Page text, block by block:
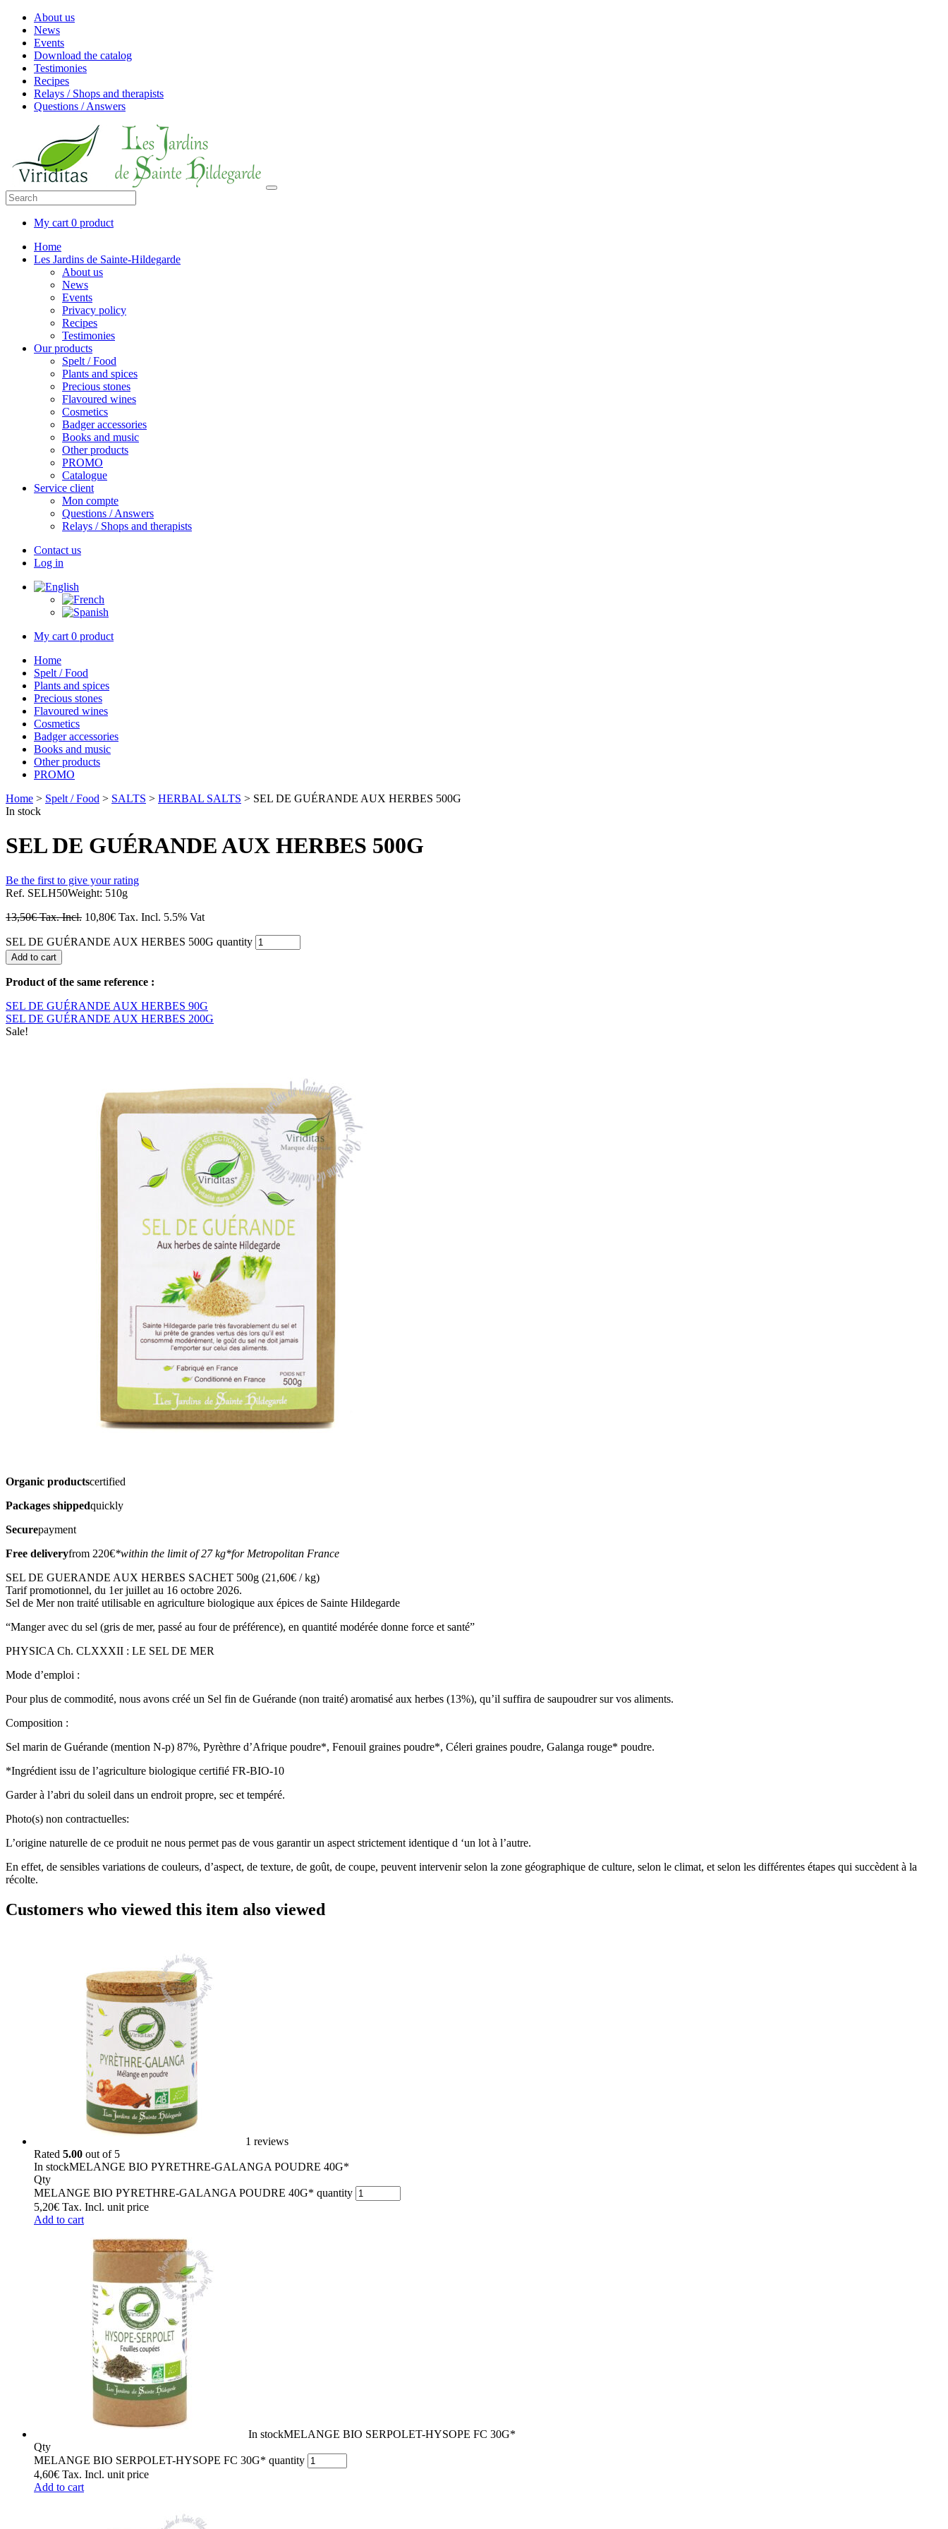
About us
News
Events
Download the catalog
Testimonies
Recipes
Relays / Shops and therapists
Questions / Answers
My cart 0 product
Home
Les Jardins de Sainte-Hildegarde
About us
News
Events
Privacy policy
Recipes
Testimonies
Our products
Spelt / Food
Plants and spices
Precious stones
Flavoured wines
Cosmetics
Badger accessories
Books and music
Other products
PROMO
Catalogue
Service client
Mon compte
Questions / Answers
Relays / Shops and therapists
Contact us
Log in
My cart 0 product
Home
Spelt / Food
Plants and spices
Precious stones
Flavoured wines
Cosmetics
Badger accessories
Books and music
Other products
PROMO
Home > Spelt / Food > SALTS > HERBAL SALTS > SEL DE GUÉRANDE AUX HERBES 500G
In stock
SEL DE GUÉRANDE AUX HERBES 500G
Be the first to give your rating
Ref. SELH50Weight: 510g
13,50€Tax. Incl. 10,80€ Tax. Incl. 5.5% Vat
SEL DE GUÉRANDE AUX HERBES 500G quantity
Add to cart
Product of the same reference :
SEL DE GUÉRANDE AUX HERBES 90G
SEL DE GUÉRANDE AUX HERBES 200G
Sale!
Organic productscertified
Packages shippedquickly
Securepayment
Free deliveryfrom 220€*within the limit of 27 kg*for Metropolitan France
SEL DE GUERANDE AUX HERBES SACHET 500g (21,60€ / kg)
Tarif promotionnel, du 1er juillet au 16 octobre 2026.
Sel de Mer non traité utilisable en agriculture biologique aux épices de Sainte Hildegarde
“Manger avec du sel (gris de mer, passé au four de préférence), en quantité modérée donne force et santé”
PHYSICA Ch. CLXXXII : LE SEL DE MER
Mode d’emploi :
Pour plus de commodité, nous avons créé un Sel fin de Guérande (non traité) aromatisé aux herbes (13%), qu’il suffira de saupoudrer sur vos aliments.
Composition :
Sel marin de Guérande (mention N-p) 87%, Pyrèthre d’Afrique poudre*, Fenouil graines poudre*, Céleri graines poudre, Galanga rouge* poudre.
*Ingrédient issu de l’agriculture biologique certifié FR-BIO-10
Garder à l’abri du soleil dans un endroit propre, sec et tempéré.
Photo(s) non contractuelles:
L’origine naturelle de ce produit ne nous permet pas de vous garantir un aspect strictement identique d ‘un lot à l’autre.
En effet, de sensibles variations de couleurs, d’aspect, de texture, de goût, de coupe, peuvent intervenir selon la zone géographique de culture, selon le climat, et selon les différentes étapes qui succèdent à la
récolte.
Customers who viewed this item also viewed
1 reviews
Rated 5.00 out of 5
In stockMELANGE BIO PYRETHRE-GALANGA POUDRE 40G*
Qty
MELANGE BIO PYRETHRE-GALANGA POUDRE 40G* quantity
5,20€ Tax. Incl. unit price
Add to cart
In stockMELANGE BIO SERPOLET-HYSOPE FC 30G*
Qty
MELANGE BIO SERPOLET-HYSOPE FC 30G* quantity
4,60€ Tax. Incl. unit price
Add to cart